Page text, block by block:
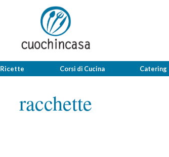
Ricette Corsi di Cucina Catering
racchette